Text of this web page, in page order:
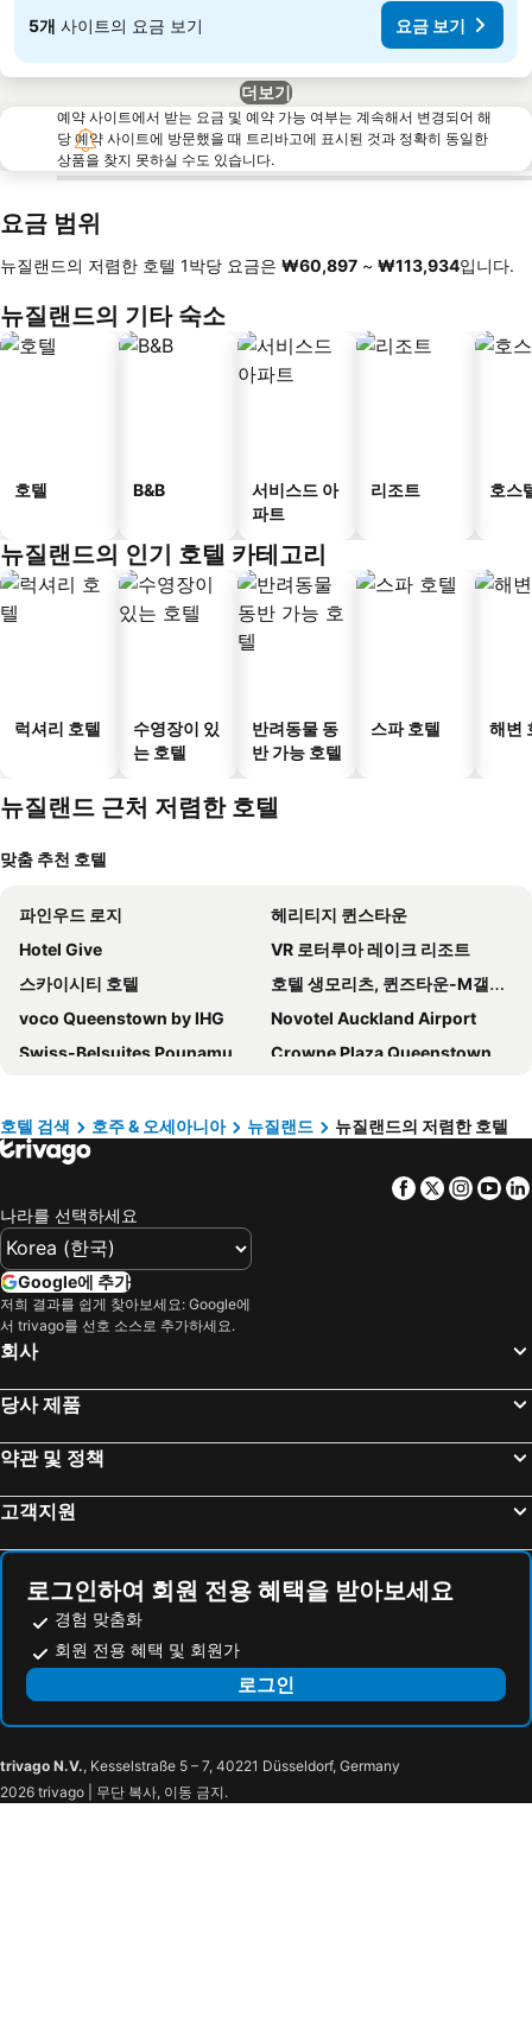
5개 사이트의 요금 보기 요금 보기
더보기
예약 사이트에서 받는 요금 및 예약 가능 여부는 계속해서 변경되어 해
당 예약 사이트에 방문했을 때 트리바고에 표시된 것과 정확히 동일한
상품을 찾지 못하실 수도 있습니다.
요금 범위
뉴질랜드의 저렴한 호텔 1박당 요금은 ‎₩60,897 ~ ‎₩113,934입니다.
뉴질랜드의 기타 숙소
호텔 B&B
서비스드 아
파트
리조트 호스
뉴질랜드의 인기 호텔 카테고리
럭셔리 호텔
수영장이 있
는 호텔
반려동물 동
반 가능 호텔
스파 호텔 해변
뉴질랜드 근처 저렴한 호텔
맞춤 추천 호텔
파인우드 로지
헤리티지 퀸스타운
Hotel Give
VR 로터루아 레이크 리조트
스카이시티 호텔
호텔 생모리츠, 퀸즈타운-M갤러리 콜렉션
voco Queenstown by IHG
Novotel Auckland Airport
Swiss-Belsuites Pounamu Queenstown
Crowne Plaza Queenstown by IHG
Edit Auckland Central
Novotel Christchurch Airport
Sherwood Queenstown
알비온 오브 오클랜드
Hotel Grand Chancellor Auckland
Holiday Inn Express Auckland City Centre By Ihg
JW Marriott Auckland
City Lodge Accommodation
Rydges Rotorua
Jet Park Hotel Rotorua
Ramada by Wyndham Queenstown Central
Mövenpick Hotel Auckland
메르큐르 웰링턴 센트럴 시티 호텔 & 스파 아파트먼트
Auckland Rose Park Hotel
Kiwi International Hotel
Rydges Auckland
Adina Citylife Auckland
하이뷰 아파트먼트
Ramada Suites By Wyndham Victoria Street West
Galaxy Boutique Hotel
Shepherds Arms Hotel
Rydges Wellington
이비스 웰링턴
노보텔 웰링턴
호텔 검색 호주 & 오세아니아 뉴질랜드 뉴질랜드의 저렴한 호텔
Facebook
Twitter
나라를 선택하세요
Google에 추가
저희 결과를 쉽게 찾아보세요: Google에
서 trivago를 선호 소스로 추가하세요.
회사
당사 제품
약관 및 정책
고객지원
로그인하여 회원 전용 혜택을 받아보세요
경험 맞춤화
회원 전용 혜택 및 회원가
로그인
trivago N.V., Kesselstraße 5 – 7, 40221 Düsseldorf, Germany
2026 trivago | 무단 복사, 이동 금지.